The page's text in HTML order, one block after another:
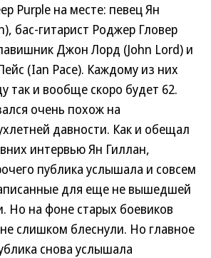
Purple на месте: певец Ян
бас-гитарист Роджер Гловер
Джон Лорд (John Lord) и
(Ian Pace). Каждому из них
так и вообще скоро будет 62.
очень похож на
давности. Как и обещал
интервью Ян Гиллан,
публика услышала и совсем
для еще не вышедшей
Но на фоне старых боевиков
слишком блеснули. Но главное
снова услышала